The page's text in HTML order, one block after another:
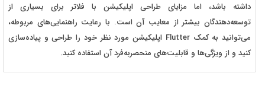
داشته باشد، اما مزایای طراحی اپلیکیشن با فلاتر برای بسیاری از
توسعه‌دهندگان بیشتر از معایب آن است. با رعایت راهنمایی‌های مربوطه،
می‌توانید به کمک Flutter اپلیکیشن مورد نظر خود را طراحی و پیاده‌سازی
کنید و از ویژگی‌ها و قابلیت‌های منحصربه‌فرد آن استفاده کنید.